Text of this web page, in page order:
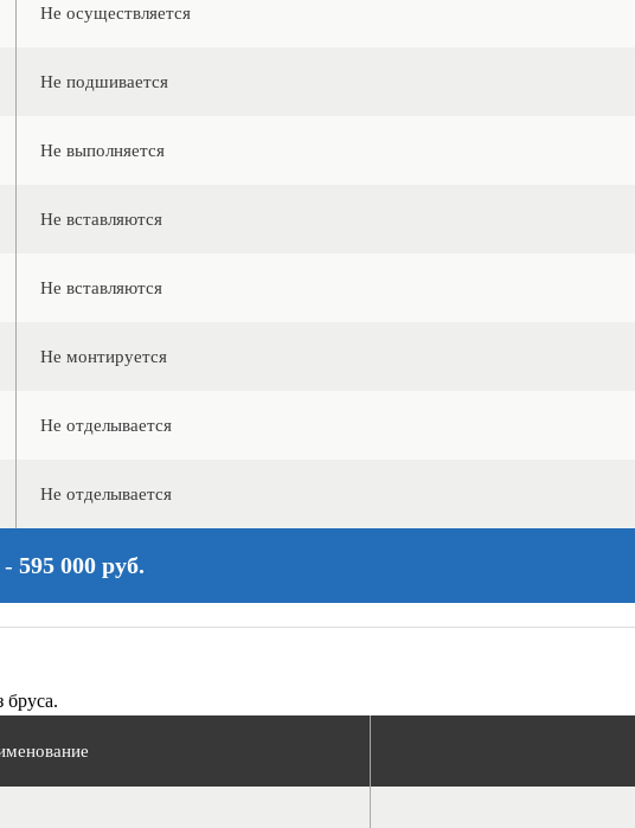
Не осуществляется
Не подшивается
Не выполняется
Не вставляются
Не вставляются
Не монтируется
Не отделывается
Не отделывается
- 595 000 руб.
бруса.